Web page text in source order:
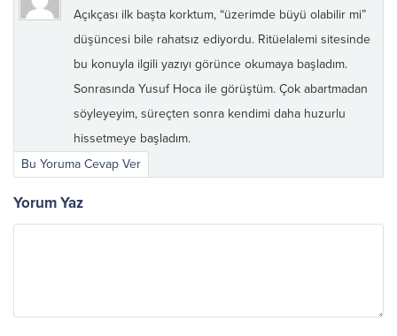
Açıkçası ilk başta korktum, “üzerimde büyü olabilir mi”
düşüncesi bile rahatsız ediyordu. Ritüelalemi sitesinde
bu konuyla ilgili yazıyı görünce okumaya başladım.
Sonrasında Yusuf Hoca ile görüştüm. Çok abartmadan
söyleyeyim, süreçten sonra kendimi daha huzurlu
hissetmeye başladım.
Bu Yoruma Cevap Ver
Yorum Yaz